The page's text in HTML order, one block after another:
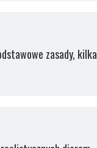
zasady, kilka